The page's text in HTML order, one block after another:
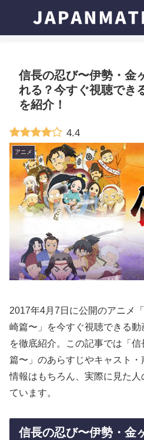
信長の忍び〜伊勢・金
れる？今すぐ視聴でき
を紹介！
4.4
アニメ
2017年4月7日に公開のアニメ
崎篇〜」を今すぐ視聴できる動
を徹底紹介。この記事では「
篇〜」のあらすじやキャスト
情報はもちろん、実際に見た
ています。
信長の忍び〜伊勢・金